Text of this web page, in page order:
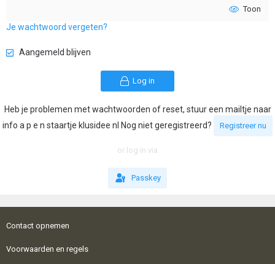
Toon
Je wachtwoord vergeten?
Aangemeld blijven
Log in
Heb je problemen met wachtwoorden of reset, stuur een mailtje naar
info a p e n staartje klusidee nl Nog niet geregistreerd?
Registreer nu
or log in via
Passkey
Contact opnemen
Voorwaarden en regels